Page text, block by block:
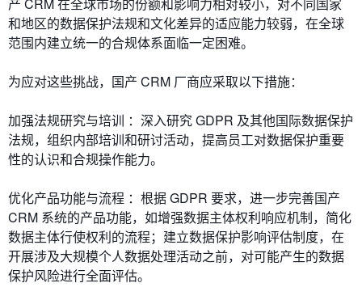
产 CRM 在全球市场的份额和影响力相对较小，对不同国家
和地区的数据保护法规和文化差异的适应能力较弱，在全球
范围内建立统一的合规体系面临一定困难。
为应对这些挑战，国产 CRM 厂商应采取以下措施：
加强法规研究与培训 ：深入研究 GDPR 及其他国际数据保护
法规，组织内部培训和研讨活动，提高员工对数据保护重要
性的认识和合规操作能力。
优化产品功能与流程 ：根据 GDPR 要求，进一步完善国产
CRM 系统的产品功能，如增强数据主体权利响应机制，简化
数据主体行使权利的流程；建立数据保护影响评估制度，在
开展涉及大规模个人数据处理活动之前，对可能产生的数据
保护风险进行全面评估。